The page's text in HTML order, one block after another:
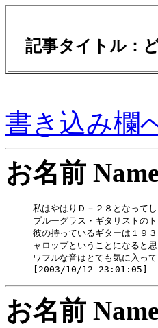
記事タイトル：
書き込み欄
お名前 Name
私はやはりＤ－２８となって
ブルーグラス・ギタリストの
彼の持っているギターは１９
ャロップということになると
ワフルな音はとても気に入っ
お名前 Name